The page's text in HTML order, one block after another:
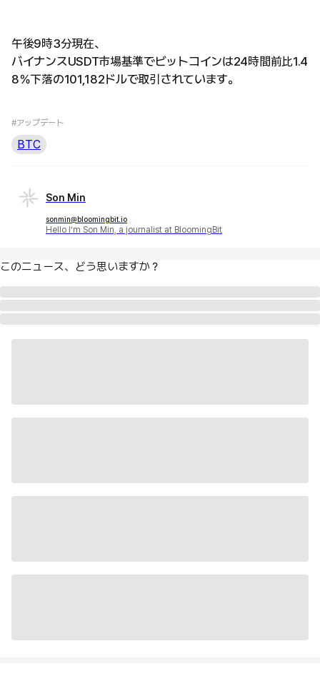
午後9時3分現在、
バイナンスUSDT市場基準でビットコインは24時間前比1.4
8％下落の101,182ドルで取引されています。
#アップデート
BTC
Son Min
sonmin@bloomingbit.io
Hello I’m Son Min, a journalist at BloomingBit
このニュース、どう思いますか？